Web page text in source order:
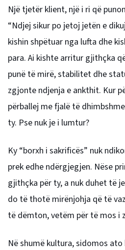
Një tjetër klient, një i ri që
“Ndjej sikur po jetoj jetën e
kishin shpëtuar nga lufta dhe
para. Ai kishte arritur gjithçka
punë të mirë, stabilitet dhe
zgjonte ndjenja e ankthit. Kur
përballej me fjalë të
ty. Pse nuk je i lumtur?
Ky “borxh i sakrificës” nuk
prek edhe ndërgjegjen. Nëse
gjithçka për ty, a nuk duhet të
do të thotë mirënjohja që të
të dëmton, vetëm për të mos i
Në shumë kultura, sidomos